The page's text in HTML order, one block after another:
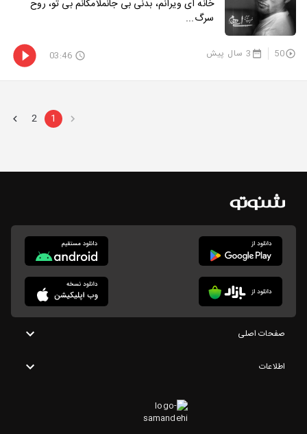
خانه ای ویرانم، بدنی بی جانملامکانم بی تو، روح
سرگ...
50 3 سال پیش 03:46
1
2
صفحات اصلی
اطلاعات